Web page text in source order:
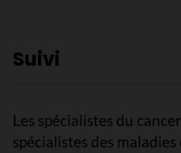
Suivi
Les spécialistes du
spécialistes des